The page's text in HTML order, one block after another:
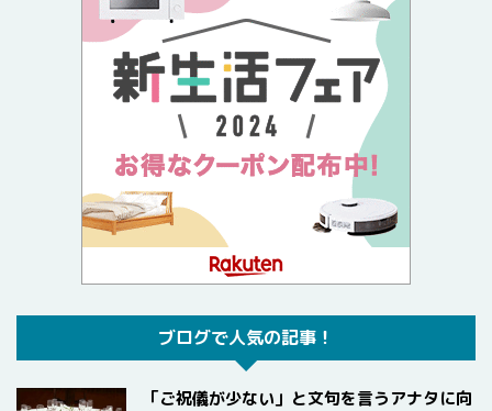
ブログで人気の記事！
「ご祝儀が少ない」と文句を言うアナタに向